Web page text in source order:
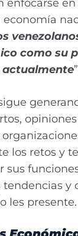
enfocarse
economía
como su
los retos y
sus
tendencias y
les presente.